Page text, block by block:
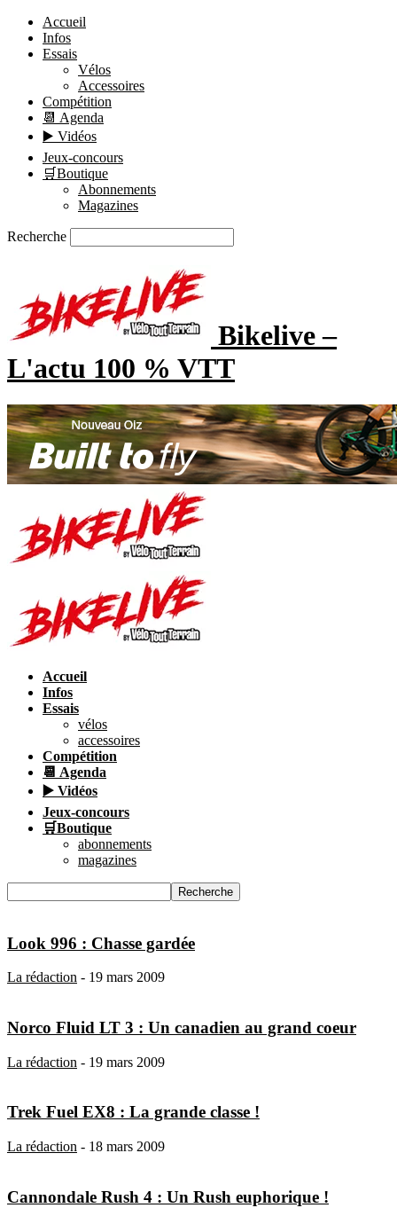
Accueil
Infos
Essais
Vélos
Accessoires
Compétition
📆 Agenda
▶️ Vidéos
Jeux-concours
🛒Boutique
Abonnements
Magazines
Recherche
Bikelive –
L'actu 100 % VTT
Accueil
Infos
Essais
vélos
accessoires
Compétition
📆 Agenda
▶️ Vidéos
Jeux-concours
🛒Boutique
abonnements
magazines
Look 996 : Chasse gardée
La rédaction - 19 mars 2009
Norco Fluid LT 3 : Un canadien au grand coeur
La rédaction - 19 mars 2009
Trek Fuel EX8 : La grande classe !
La rédaction - 18 mars 2009
Cannondale Rush 4 : Un Rush euphorique !